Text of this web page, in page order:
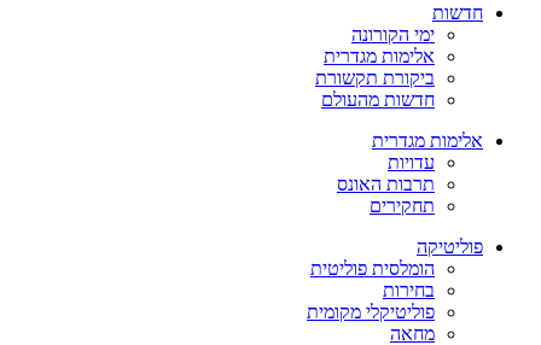
חדשות
ימי הקורונה
אלימות מגדרית
ביקורת תקשורת
חדשות מהעולם
אלימות מגדרית
עדויות
תרבות האונס
תחקירים
פוליטיקה
הומלסית פוליטית
בחירות
פוליטיקלי מקומית
מחאה